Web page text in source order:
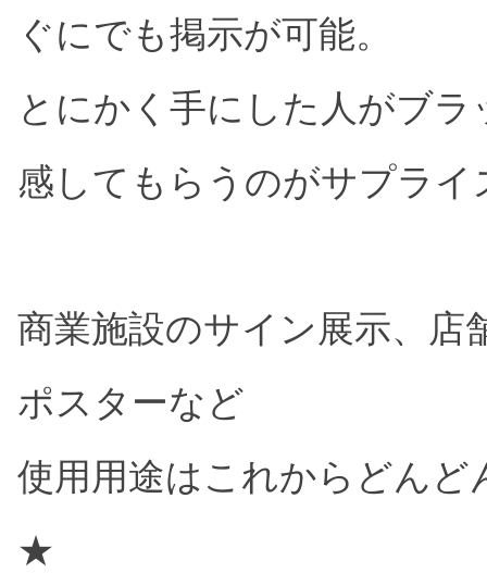
ぐにでも掲示が可能。
とにかく手にした人がブ
感してもらうのがサプライ
商業施設のサイン展示、店
ポスターなど
使用用途はこれからどん
★